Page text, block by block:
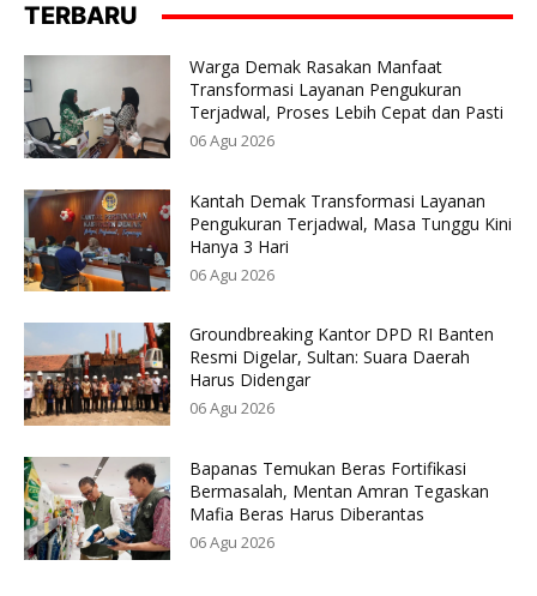
TERBARU
Warga Demak Rasakan Manfaat
Transformasi Layanan Pengukuran
Terjadwal, Proses Lebih Cepat dan Pasti
06 Agu 2026
Kantah Demak Transformasi Layanan
Pengukuran Terjadwal, Masa Tunggu Kini
Hanya 3 Hari
06 Agu 2026
Groundbreaking Kantor DPD RI Banten
Resmi Digelar, Sultan: Suara Daerah
Harus Didengar
06 Agu 2026
Bapanas Temukan Beras Fortifikasi
Bermasalah, Mentan Amran Tegaskan
Mafia Beras Harus Diberantas
06 Agu 2026